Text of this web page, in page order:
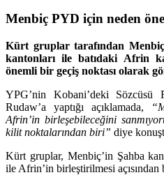
Menbiç PYD için neden
Kürt gruplar tarafından
kantonları ile batıdaki Afrin
önemli bir geçiş noktası olarak
YPG’nin Kobani’deki Sözcüsü
Rudaw’a yaptığı açıklamada,
Afrin’in birleşebileceğini
kilit noktalarından biri” diye
Kürt gruplar, Menbiç’in Şahba
ile Afrin’in birleştirilmesi açısından